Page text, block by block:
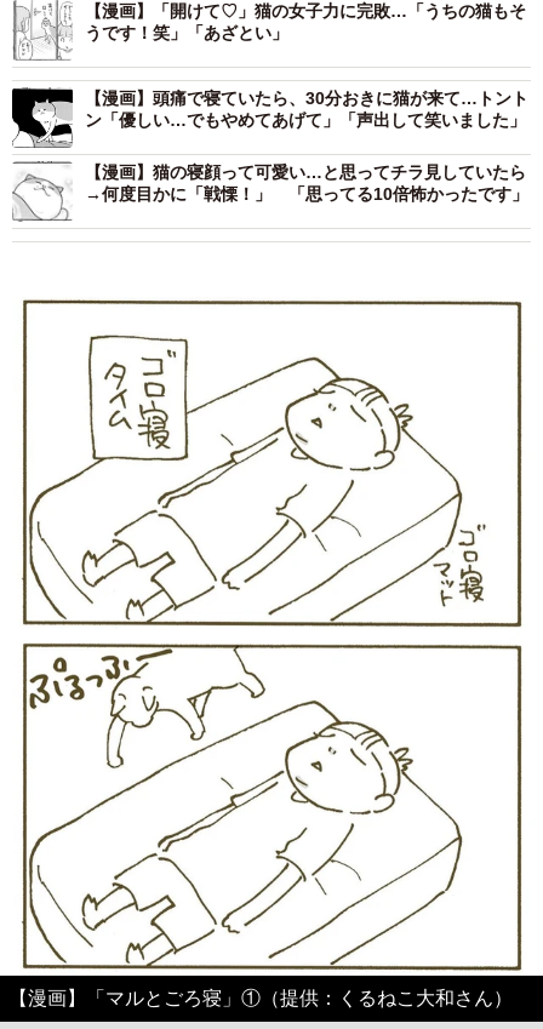
【漫画】「開けて♡」猫の女子力に完敗…「うちの猫もそ
うです！笑」「あざとい」
【漫画】頭痛で寝ていたら、30分おきに猫が来て…トント
ン「優しい…でもやめてあげて」「声出して笑いました」
【漫画】猫の寝顔って可愛い…と思ってチラ見していたら
→何度目かに「戦慄！」 「思ってる10倍怖かったです」
【漫画】「マルとごろ寝」①（提供：くるねこ大和さん）